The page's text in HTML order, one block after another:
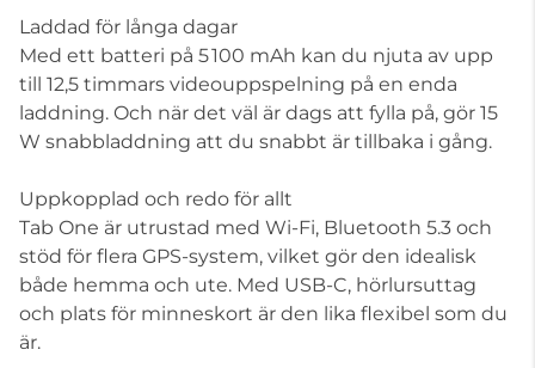
Laddad för långa dagar
Med ett batteri på 5 100 mAh kan du njuta av upp
till 12,5 timmars videouppspelning på en enda
laddning. Och när det väl är dags att fylla på, gör 15
W snabbladdning att du snabbt är tillbaka i gång.
Uppkopplad och redo för allt
Tab One är utrustad med Wi-Fi, Bluetooth 5.3 och
stöd för flera GPS-system, vilket gör den idealisk
både hemma och ute. Med USB-C, hörlursuttag
och plats för minneskort är den lika flexibel som du
är.